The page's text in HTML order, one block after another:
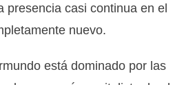
presencia casi continua en el
nuevo.
está dominado por las